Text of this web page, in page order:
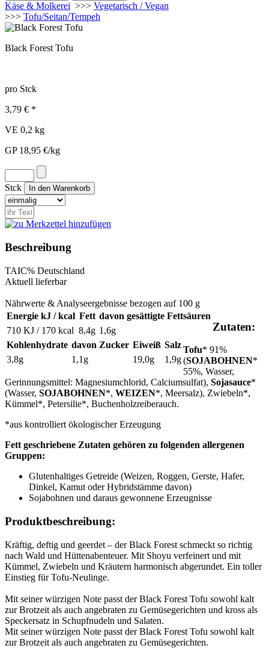
Käse & Molkerei >>> Vegetarisch / Vegan
>>> Tofu/Seitan/Tempeh
Black Forest Tofu
pro Stck
3,79 € *
VE 0,2 kg
GP 18,95 €/kg
Stck
Beschreibung
TAIC% Deutschland
Aktuell lieferbar
Nährwerte & Analyseergebnisse bezogen auf 100 g
Energie kJ / kcal
710 KJ / 170 kcal
Fett
8,4g
davon gesättigte Fettsäuren
1,6g
Kohlenhydrate
3,8g
davon Zucker
1,1g
Eiweiß
19,0g
Salz
1,9g
Zutaten:
Tofu* 91%
(SOJABOHNEN*
55%, Wasser,
Gerinnungsmittel: Magnesiumchlorid, Calciumsulfat), Sojasauce*
(Wasser, SOJABOHNEN*, WEIZEN*, Meersalz), Zwiebeln*,
Kümmel*, Petersilie*, Buchenholzreiberauch.
*aus kontrolliert ökologischer Erzeugung
Fett geschriebene Zutaten gehören zu folgenden allergenen
Gruppen:
Glutenhaltiges Getreide (Weizen, Roggen, Gerste, Hafer,
Dinkel, Kamut oder Hybridstämme davon)
Sojabohnen und daraus gewonnene Erzeugnisse
Produktbeschreibung:
Kräftig, deftig und geerdet – der Black Forest schmeckt so richtig
nach Wald und Hüttenabenteuer. Mit Shoyu verfeinert und mit
Kümmel, Zwiebeln und Kräutern harmonisch abgerundet. Ein toller
Einstieg für Tofu-Neulinge.
Mit seiner würzigen Note passt der Black Forest Tofu sowohl kalt
zur Brotzeit als auch angebraten zu Gemüsegerichten und kross als
Speckersatz in Schupfnudeln und Salaten.
Mit seiner würzigen Note passt der Black Forest Tofu sowohl kalt
zur Brotzeit als auch angebraten zu Gemüsegerichten.